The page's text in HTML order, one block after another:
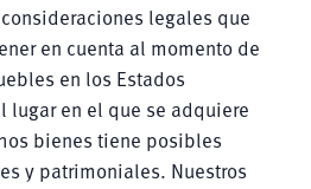
legales que
en cuenta al momento de
en los Estados
lugar en el que se adquiere
bienes tiene posibles
y patrimoniales. Nuestros